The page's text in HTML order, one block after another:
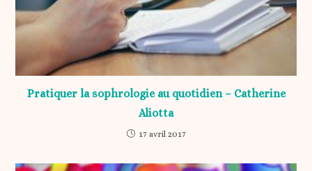
Pratiquer la sophrologie au quotidien – Catherine
Aliotta
17 avril 2017